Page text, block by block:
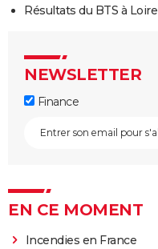
Résultats du BTS à
NEWSLETTER
Finance
EN CE MOMENT
Incendies en France